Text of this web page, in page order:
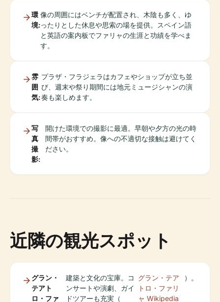
環
境:
像の周囲にはベンチが配置され、木陰も多く、ゆ
ったりとした休息や思索の場を提供。スペイン語
と英語の案内板でファリャの生涯と功績を学べま
す。
雰
囲
気:
プラザ・フラジェラはカフェやショップが立ち並
び、週末や祭り期間には地元ミュージシャンの演
奏も楽しめます。
写
真
撮
影:
開けた環境での撮影に最適。早朝や夕方の光の時
間帯がおすすめ。像への不適切な接触は避けてく
ださい。
近隣の観光スポット
グラン・
テアト
ロ・ファ
建築と文化の宝庫。コ
ンサートや演劇、ガイ
ドツアーも充実（
グラン・テア
トロ・ファリ
ャ Wikipedia
）。